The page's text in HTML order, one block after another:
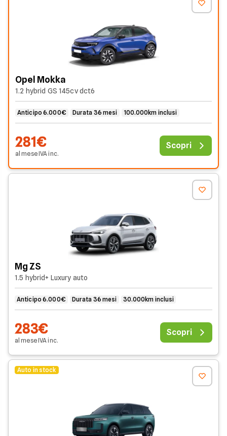
Opel Mokka
1.2 hybrid GS 145cv dct6
Anticipo 6.000€ Durata 36 mesi 100.000km inclusi
281€
al meseIVAinc.
Scopri
Mg ZS
1.5 hybrid+ Luxury auto
Anticipo 6.000€ Durata 36 mesi 30.000km inclusi
283€
al meseIVAinc.
Scopri
Auto in stock